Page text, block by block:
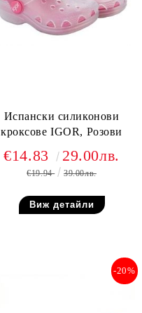
Испански силиконови
кроксове IGOR, Розови
€14.83 29.00лв.
€19.94 39.00лв.
Виж детайли
-20%